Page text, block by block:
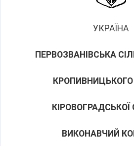
УКРАЇНА
ПЕРВОЗВАНІВСЬКА
КІРОВОГРАДСЬКОЇ
ВИКОНАВЧИЙ